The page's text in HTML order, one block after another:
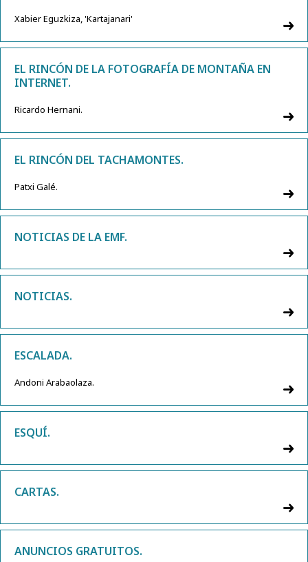
Xabier Eguzkiza, 'Kartajanari'
EL RINCÓN DE LA FOTOGRAFÍA DE MONTAÑA EN
INTERNET.
Ricardo Hernani.
EL RINCÓN DEL TACHAMONTES.
Patxi Galé.
NOTICIAS DE LA EMF.
NOTICIAS.
ESCALADA.
Andoni Arabaolaza.
ESQUÍ.
CARTAS.
ANUNCIOS GRATUITOS.